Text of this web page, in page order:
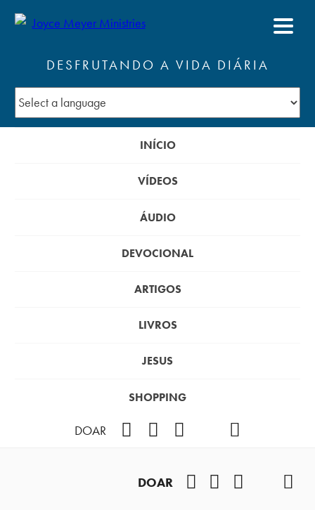
DESFRUTANDO A VIDA DIÁRIA
INÍCIO
VÍDEOS
ÁUDIO
DEVOCIONAL
ARTIGOS
LIVROS
JESUS
SHOPPING
DOAR
DOAR